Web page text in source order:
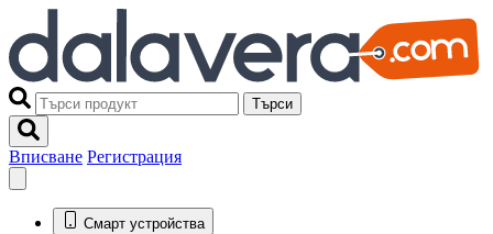
Търси
Вписване Регистрация
Смарт устройства